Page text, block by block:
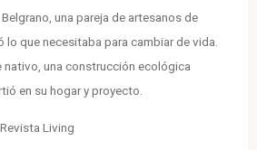
una pareja de artesanos de
lo que necesitaba para cambiar de vida.
nativo, una construcción ecológica
en su hogar y proyecto.
Living